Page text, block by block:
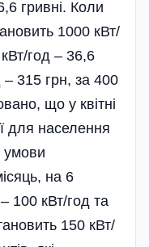
гривні. Коли
1000 кВт/
год – 36,6
– 315 грн, за 400
що у квітні
для населення
умови
на 6
100 кВт/год та
150 кВт/